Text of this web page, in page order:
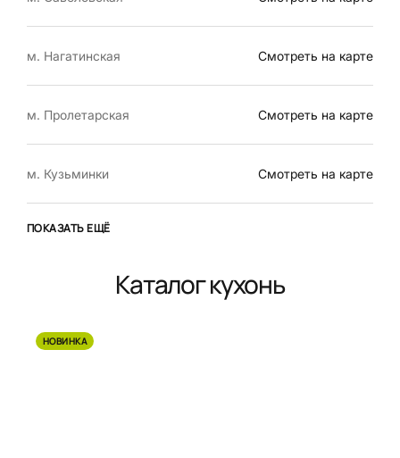
м. Нагатинская Смотреть на карте
м. Пролетарская Смотреть на карте
м. Кузьминки Смотреть на карте
ПОКАЗАТЬ ЕЩЁ
Каталог кухонь
НОВИНКА